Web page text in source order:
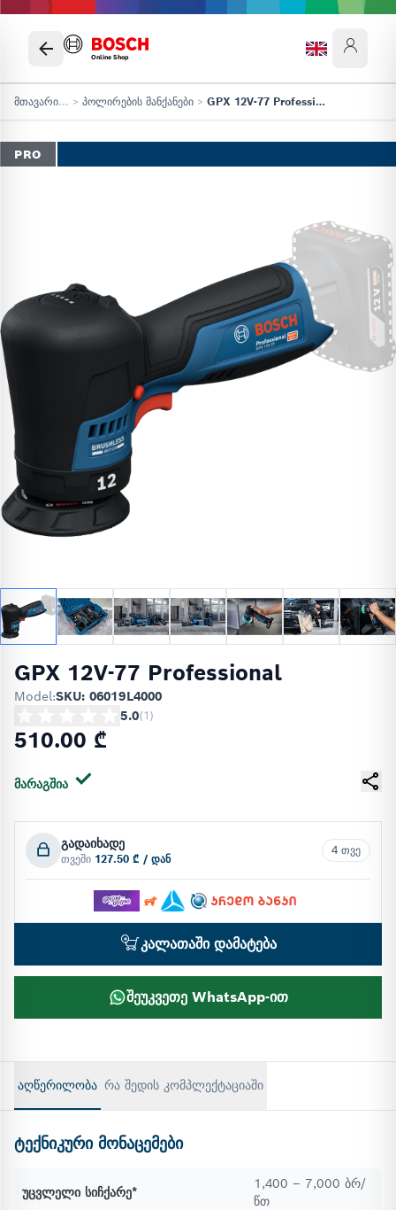
Online Shop
მთავარი... > პოლირების მანქანები > GPX 12V-77 Professional
PRO
GPX 12V-77 Professional
Model:SKU: 06019L4000
5.0(1 )
510.00 ₾
მარაგშია
გადაიხადე
თვეში 127.50 ₾ / დან
4 თვე
კალათაში დამატება
შეუკვეთე WhatsApp-ით
აღწერილობა რა შედის კომპლექტაციაში
ტექნიკური მონაცემები
უცვლელი სიჩქარე*
1,400 – 7,000 ბრ/
წთ